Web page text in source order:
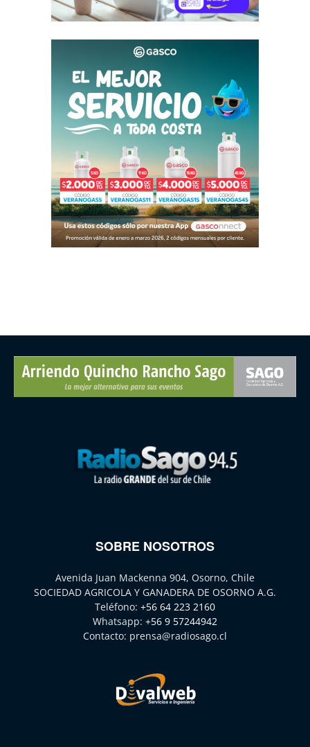
SOBRE NOSOTROS
Avenida Juan Mackenna 904, Osorno, Chile
SOCIEDAD AGRICOLA Y GANADERA DE OSORNO A.G.
Teléfono: +56 64 223 2160
Whatsapp: +56 9 57244942
Contacto: prensa@radiosago.cl